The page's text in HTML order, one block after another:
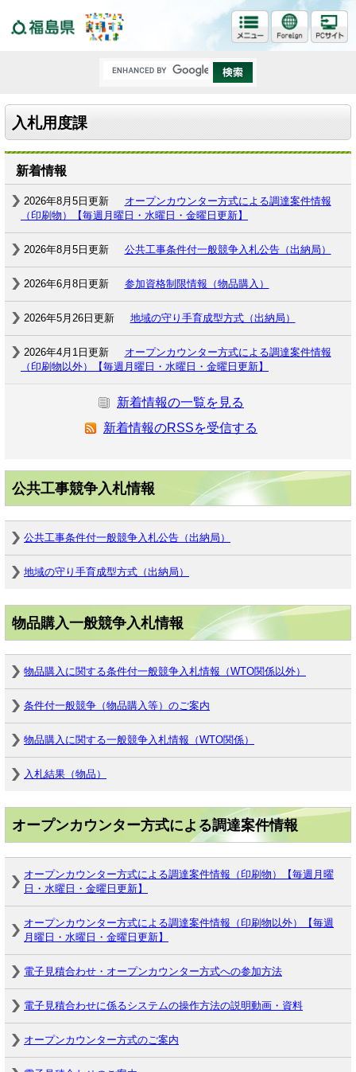
入札用度課
新着情報
2026年8月5日更新
オープンカウンター方式による調達案件情報
（印刷物）【毎週月曜日・水曜日・金曜日更新】
2026年8月5日更新 公共工事条件付一般競争入札公告（出納局）
2026年6月8日更新 参加資格制限情報（物品購入）
2026年5月26日更新 地域の守り手育成型方式（出納局）
2026年4月1日更新
オープンカウンター方式による調達案件情報
（印刷物以外）【毎週月曜日・水曜日・金曜日更新】
新着情報の一覧を見る
新着情報のRSSを受信する
公共工事競争入札情報
公共工事条件付一般競争入札公告（出納局）
地域の守り手育成型方式（出納局）
物品購入一般競争入札情報
物品購入に関する条件付一般競争入札情報（WTO関係以外）
条件付一般競争（物品購入等）のご案内
物品購入に関する一般競争入札情報（WTO関係）
入札結果（物品）
オープンカウンター方式による調達案件情報
オープンカウンター方式による調達案件情報（印刷物）【毎週月曜
日・水曜日・金曜日更新】
オープンカウンター方式による調達案件情報（印刷物以外）【毎週
月曜日・水曜日・金曜日更新】
電子見積合わせ・オープンカウンター方式への参加方法
電子見積合わせに係るシステムの操作方法の説明動画・資料
オープンカウンター方式のご案内